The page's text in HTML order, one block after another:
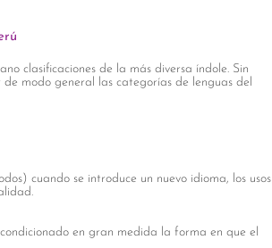
clasificaciones de la más diversa índole. Sin
modo general las categorías de lenguas del
cuando se introduce un nuevo idioma, los usos
en gran medida la forma en que el